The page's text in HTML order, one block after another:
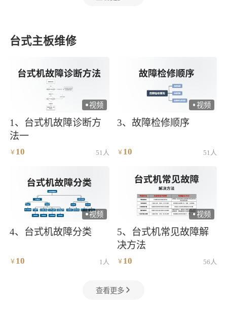
台式主板维修
视频
)
1、台式机故障诊断方
法一
￥ 10 51人
视频
)
3、故障检修顺序
￥ 10 51人
视频
)
4、台式机故障分类
￥ 10 1人
视频
)
5、台式机常见故障解
决方法
￥ 10 56人
查看更多